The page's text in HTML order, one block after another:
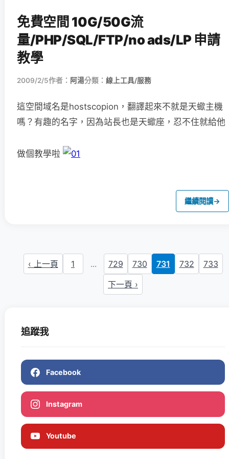
免費空間 10G/50G流
量/PHP/SQL/FTP/no ads/LP 申請
教學
2009/2/5作者： 阿湯分類： 線上工具/服務
這空間域名是hostscopion，翻譯起來不就是天蠍主機
嗎？ 有趣的名字，因為站長也是天蠍座，忍不住就給他
做個教學啦
繼續閱讀→
‹ 上一頁 1 ... 729 730 731 732
733
下一頁 ›
追蹤我
Facebook
Instagram
Youtube